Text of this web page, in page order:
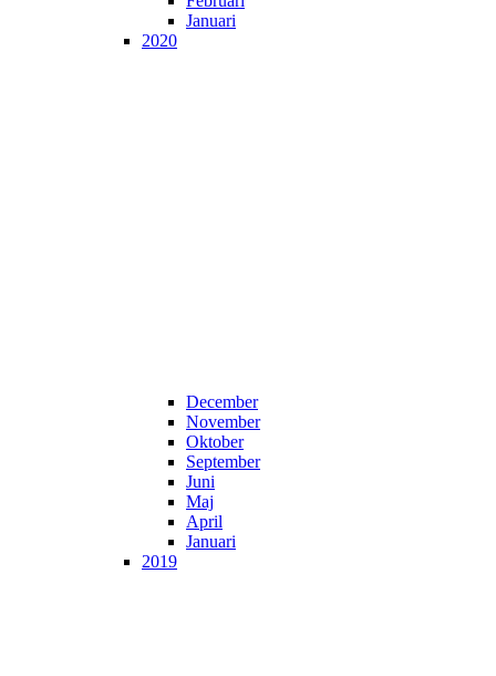
Januari
2020
December
November
Oktober
September
Juni
Maj
April
Januari
2019